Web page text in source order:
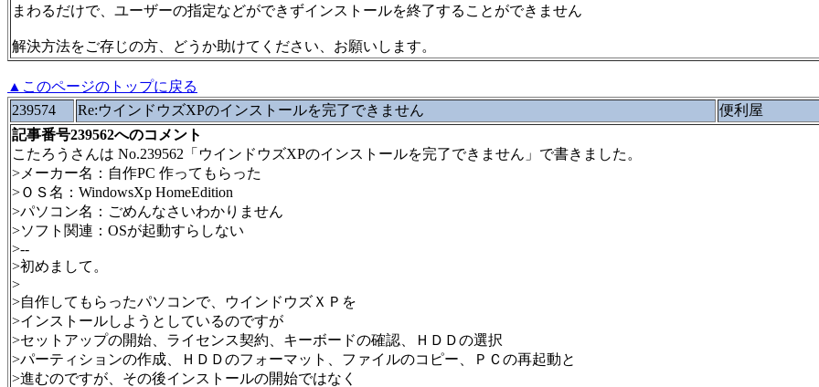
まわるだけで、ユーザーの指定などができずインストールを終了することができません
解決方法をご存じの方、どうか助けてください、お願いします。
▲このページのトップに戻る
239574
Re:ウインドウズXPのインストールを完了できません 便利屋
記事番号239562へのコメント
こたろうさんは No.239562「ウインドウズXPのインストールを完了できません」で書きました。
>メーカー名：自作PC 作ってもらった
>ＯＳ名：WindowsXp HomeEdition
>パソコン名：ごめんなさいわかりません
>ソフト関連：OSが起動すらしない
>--
>初めまして。
>
>自作してもらったパソコンで、ウインドウズＸＰを
>インストールしようとしているのですが
>セットアップの開始、ライセンス契約、キーボードの確認、ＨＤＤの選択
>パーティションの作成、ＨＤＤのフォーマット、ファイルのコピー、ＰＣの再起動と
>進むのですが、その後インストールの開始ではなく